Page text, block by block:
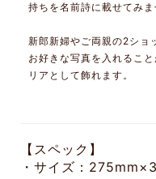
持ちを名前詩に載せてみま
新郎新婦やご両親の2ショ
お好きな写真を入れるこ
リアとして飾れます。
【スペック】
・サイズ：